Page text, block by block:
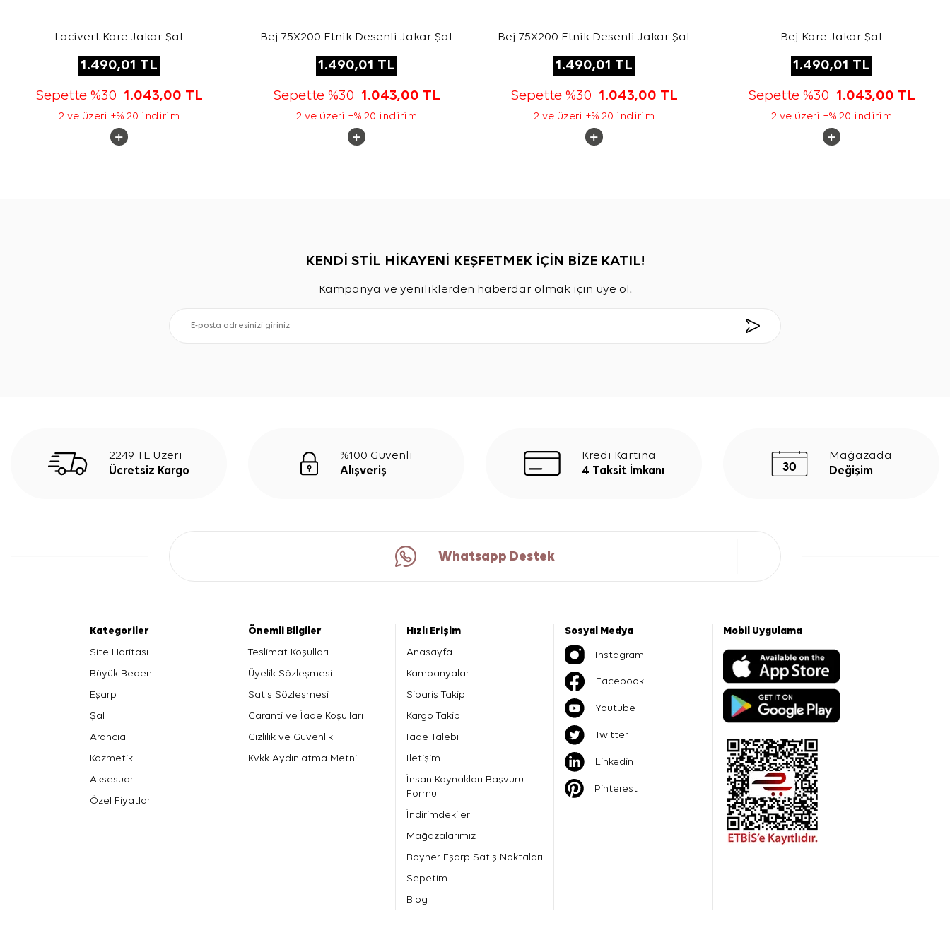
Lacivert Kare Jakar Şal
1.490,01 TL
Sepette %30 1.043,00 TL
2 ve üzeri +% 20 indirim
Bej 75X200 Etnik Desenli Jakar Şal
1.490,01 TL
Sepette %30 1.043,00 TL
2 ve üzeri +% 20 indirim
Bej 75X200 Etnik Desenli Jakar Şal
1.490,01 TL
Sepette %30 1.043,00 TL
2 ve üzeri +% 20 indirim
Bej Kare Jakar Şal
1.490,01 TL
Sepette %30 1.043,00 TL
2 ve üzeri +% 20 indirim
KENDİ STİL HİKAYENİ KEŞFETMEK İÇİN BİZE KATIL!
Kampanya ve yeniliklerden haberdar olmak için üye ol.
2249 TL Üzeri
Ücretsiz Kargo
%100 Güvenli
Alışveriş
Kredi Kartına
4 Taksit İmkanı
Mağazada
Değişim
Whatsapp Destek
Kategoriler
Site Haritası
Büyük Beden
Eşarp
Şal
Arancia
Kozmetik
Aksesuar
Özel Fiyatlar
Önemli Bilgiler
Teslimat Koşulları
Üyelik Sözleşmesi
Satış Sözleşmesi
Garanti ve İade Koşulları
Gizlilik ve Güvenlik
Kvkk Aydınlatma Metni
Hızlı Erişim
Anasayfa
Kampanyalar
Sipariş Takip
Kargo Takip
İade Talebi
İletişim
İnsan Kaynakları Başvuru
Formu
İndirimdekiler
Mağazalarımız
Boyner Eşarp Satış Noktaları
Sepetim
Blog
Sosyal Medya
İnstagram
Facebook
Youtube
Twitter
Linkedin
Pinterest
Mobil Uygulama